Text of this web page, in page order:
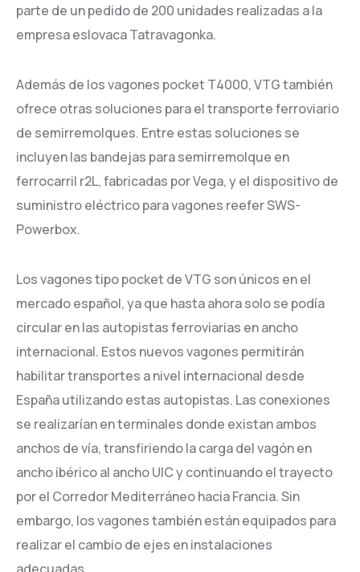
parte de un pedido de 200 unidades realizadas a la
empresa eslovaca Tatravagonka.
Además de los vagones pocket T4000, VTG también
ofrece otras soluciones para el transporte ferroviario
de semirremolques. Entre estas soluciones se
incluyen las bandejas para semirremolque en
ferrocarril r2L, fabricadas por Vega, y el dispositivo de
suministro eléctrico para vagones reefer SWS-
Powerbox.
Los vagones tipo pocket de VTG son únicos en el
mercado español, ya que hasta ahora solo se podía
circular en las autopistas ferroviarias en ancho
internacional. Estos nuevos vagones permitirán
habilitar transportes a nivel internacional desde
España utilizando estas autopistas. Las conexiones
se realizarían en terminales donde existan ambos
anchos de vía, transfiriendo la carga del vagón en
ancho ibérico al ancho UIC y continuando el trayecto
por el Corredor Mediterráneo hacia Francia. Sin
embargo, los vagones también están equipados para
realizar el cambio de ejes en instalaciones
adecuadas.